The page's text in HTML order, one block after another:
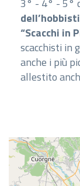
3° - 4° - 5°
“Scacchi in
scacchisti in
anche i più
allestito